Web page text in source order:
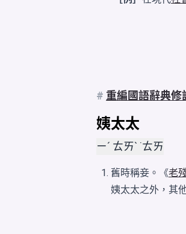
# 重編國語辭典修
姨太太
ㄧˊ ㄊㄞˋ ˙ㄊㄞ
舊時稱妾。《老
姨太太之外，其